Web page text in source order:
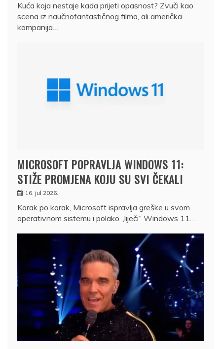
Kuća koja nestaje kada prijeti opasnost? Zvuči kao
scena iz naučnofantastičnog filma, ali američka
kompanija…
MICROSOFT POPRAVLJA WINDOWS 11:
STIŽE PROMJENA KOJU SU SVI ČEKALI
16. jul 2026.
Korak po korak, Microsoft ispravlja greške u svom
operativnom sistemu i polako „liječi“ Windows 11.…